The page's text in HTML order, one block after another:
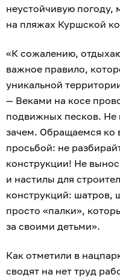
неустойчивую погоду,
на пляжах Куршской
«К сожалению,
важное правило,
уникальной
— Веками на косе
подвижных песков. Не
зачем. Обращаемся
просьбой: не
конструкции! Не
и настилы для
конструкций: шатров,
просто «палки»,
за своими детьми».
Как отметили в
сводят на нет труд